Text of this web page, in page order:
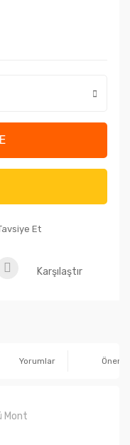
Et
Karşılaştır
Yorumlar
Mont